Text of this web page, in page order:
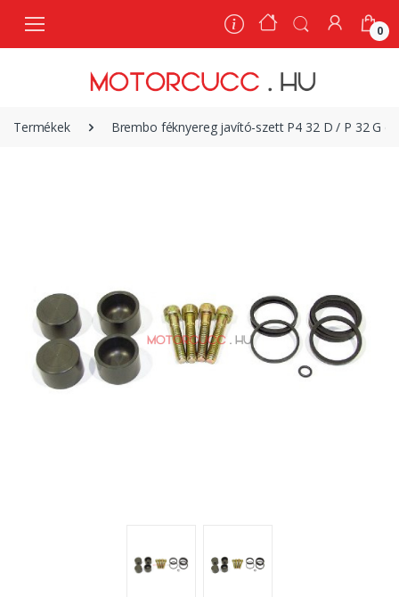
0
Termékek Brembo féknyereg javító-szett P4 32 D / P 32 G
0